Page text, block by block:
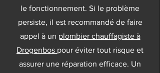
le fonctionnement. Si le problème
persiste, il est recommandé de faire
appel à un plombier chauffagiste à
Drogenbos pour éviter tout risque et
assurer une réparation efficace. Un